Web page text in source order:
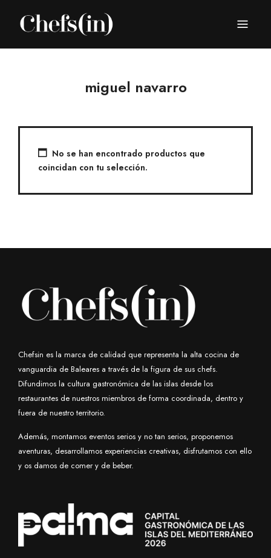
CHEFS(IN)
miguel navarro
No se han encontrado productos que
coincidan con tu selección.
Chefsin es la marca de calidad que representa la alta cocina de
vanguardia de Baleares a través de la figura de sus chefs.
Difundimos la cultura gastronómica de las islas desde los
restaurantes de nuestros miembros de forma coordinada, dentro y
fuera de nuestro territorio.
Además, montamos eventos serios y no tan serios, proponemos
aventuras, desarrollamos experiencias creativas, disfrutamos con ello
y os damos de comer y de beber.